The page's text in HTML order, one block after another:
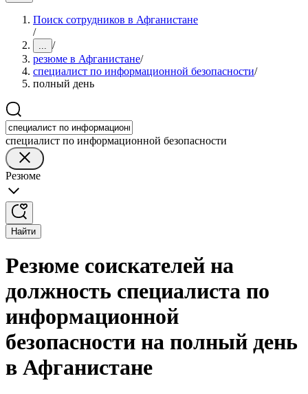
Поиск сотрудников в Афганистане
/
... /
резюме в Афганистане/
специалист по информационной безопасности/
полный день
специалист по информационной безопасности
Резюме
Найти
Резюме соискателей на
должность специалиста по
информационной
безопасности на полный день
в Афганистане